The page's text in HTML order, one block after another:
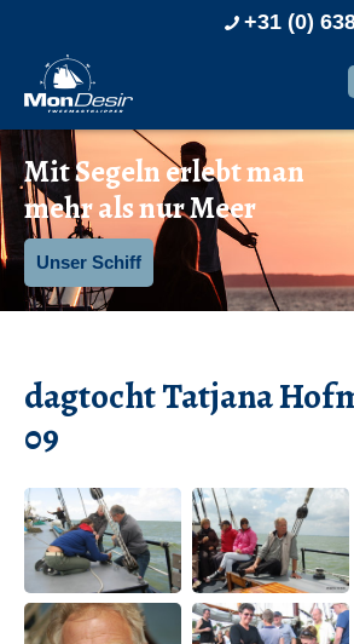
+31 (0)
Mit Segeln erlebt man
mehr als nur Meer
Unser Schiff
dagtocht Tatjana
09